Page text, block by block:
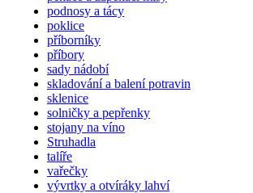
podnosy a tácy
poklice
příborníky
příbory
sady nádobí
skladování a balení potravin
sklenice
solničky a pepřenky
stojany na víno
Struhadla
talíře
vařečky
vývrtky a otvíráky lahví